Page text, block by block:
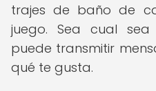
trajes de baño de
juego. Sea cual
puede transmitir
qué te gusta.